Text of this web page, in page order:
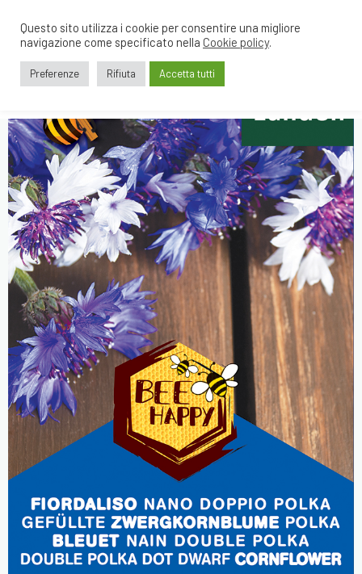
Questo sito utilizza i cookie per consentire una migliore
navigazione come specificato nella Cookie policy.
Preferenze Rifiuta Accetta tutti